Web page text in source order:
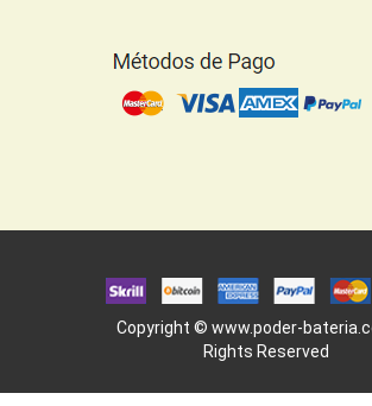
Copyright © www.poder-
Rights Reserved